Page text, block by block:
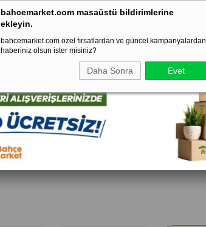
bahcemarket.com masaüstü bildirimlerine
ekleyin.
bahcemarket.com özel fırsatlardan ve güncel kampanyalardan
haberiniz olsun ister misiniz?
Daha Sonra Evet
🚀 1250 TL ÜZERİ ALIŞVERİŞLERDE KARGO ÜCRETSİZ!
⚠️ SATIŞLARIMIZ YALNIZCA İSTANBUL İLİ İLE SINIRLIDIR.